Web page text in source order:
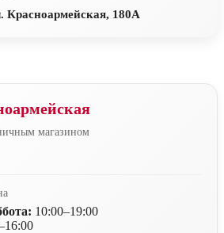
Красноармейская, 180А
магазином
10:00–19:00